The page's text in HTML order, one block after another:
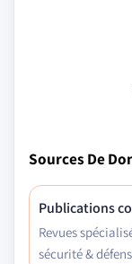
Sources De
Publications
Revues
sécurité &